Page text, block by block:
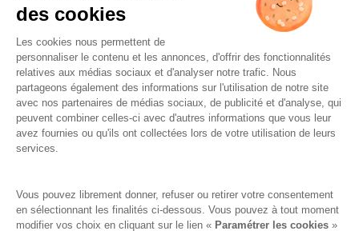
CAPTCHA